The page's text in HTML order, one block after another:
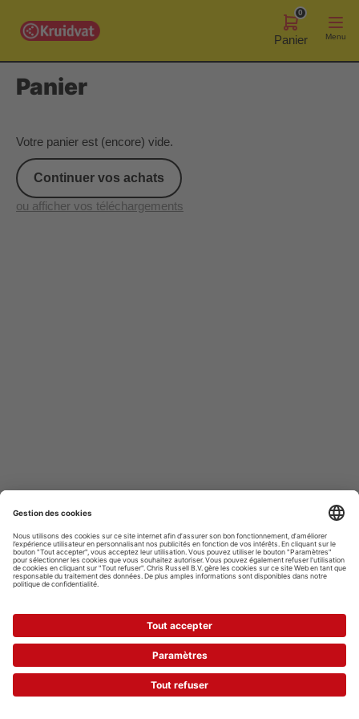
0
Panier Menu
Panier
Votre panier est (encore) vide.
Continuer vos achats
ou afficher vos téléchargements
Toujours surprenant et
avantageux !
Paiement sécurisé avec :